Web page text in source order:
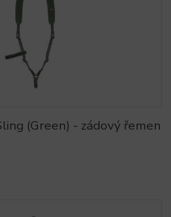
(Green) - zádový řemen